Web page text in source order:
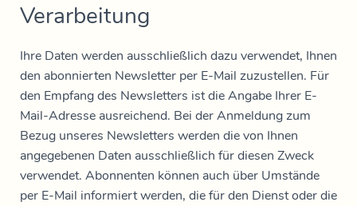
Verarbeitung
Ihre Daten werden ausschließlich dazu verwendet, Ihnen
den abonnierten Newsletter per E-Mail zuzustellen. Für
den Empfang des Newsletters ist die Angabe Ihrer E-
Mail-Adresse ausreichend. Bei der Anmeldung zum
Bezug unseres Newsletters werden die von Ihnen
angegebenen Daten ausschließlich für diesen Zweck
verwendet. Abonnenten können auch über Umstände
per E-Mail informiert werden, die für den Dienst oder die